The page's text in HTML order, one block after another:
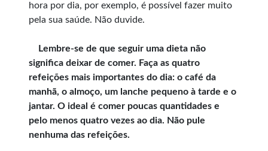
hora por dia, por exemplo, é possível fazer muito
pela sua saúde. Não duvide.
Lembre-se de que seguir uma dieta não
significa deixar de comer. Faça as quatro
refeições mais importantes do dia: o café da
manhã, o almoço, um lanche pequeno à tarde e o
jantar. O ideal é comer poucas quantidades e
pelo menos quatro vezes ao dia. Não pule
nenhuma das refeições.